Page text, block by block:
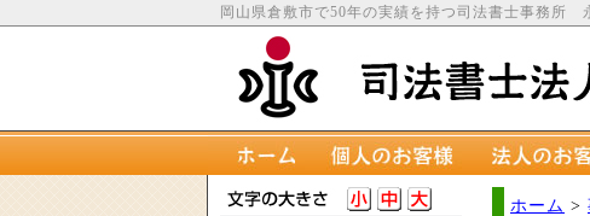
岡山県倉敷市で50年の実績を持つ司法書士事務所
ホーム >